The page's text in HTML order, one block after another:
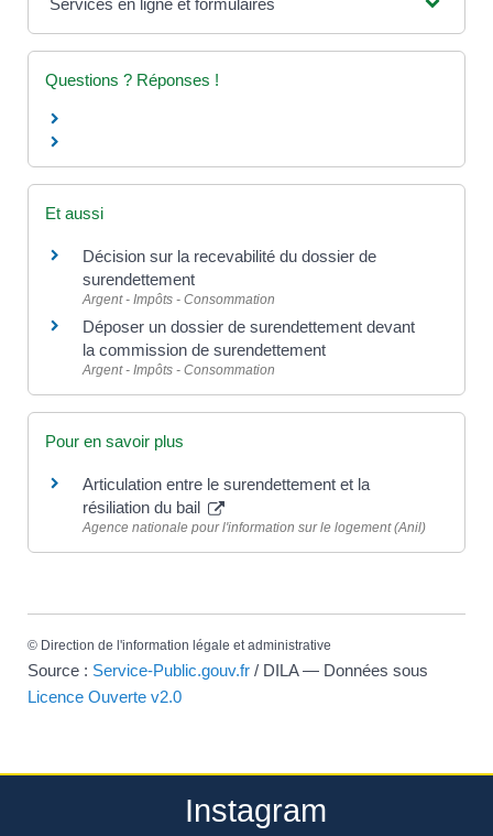
Questions ? Réponses !
Et aussi
Décision sur la recevabilité du dossier de
surendettement
Argent - Impôts - Consommation
Déposer un dossier de surendettement devant
la commission de surendettement
Argent - Impôts - Consommation
Pour en savoir plus
Articulation entre le surendettement et la
résiliation du bail
Agence nationale pour l'information sur le logement (Anil)
© Direction de l'information légale et administrative
Source : Service-Public.gouv.fr / DILA — Données sous
Licence Ouverte v2.0
Instagram